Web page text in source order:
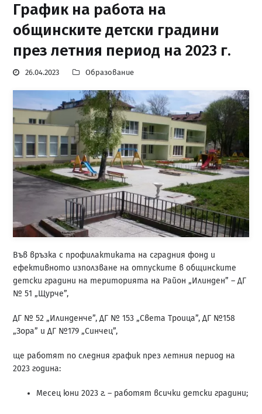
График на работа на
общинските детски градини
през летния период на 2023 г.
26.04.2023 Образование
Във връзка с профилактиката на сградния фонд и
ефективното използване на отпуските в общинските
детски градини на територията на Район „Илинден” – ДГ
№ 51 „Щурче”,
ДГ № 52 „Илинденче”, ДГ № 153 „Света Троица”, ДГ №158
„Зора” и ДГ №179 „Синчец”,
ще работят по следния график през летния период на
2023 година:
Месец юни 2023 г. – работят всички детски градини;